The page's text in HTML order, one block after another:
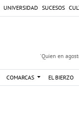
UNIVERSIDAD SUCESOS
'Quien en
COMARCAS EL BIERZO